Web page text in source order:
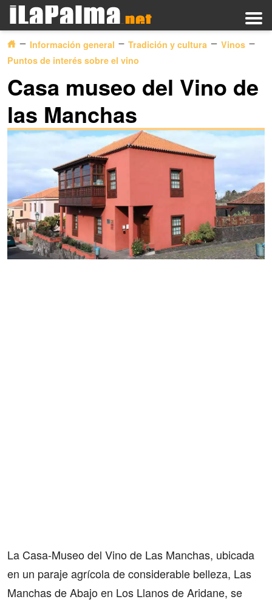
Información general Tradición y cultura
Vinos
Puntos de interés sobre el vino
Casa museo del Vino de
las Manchas
La Casa-Museo del Vino de Las Manchas, ubicada
en un paraje agrícola de considerable belleza, Las
Manchas de Abajo en Los Llanos de Aridane, se